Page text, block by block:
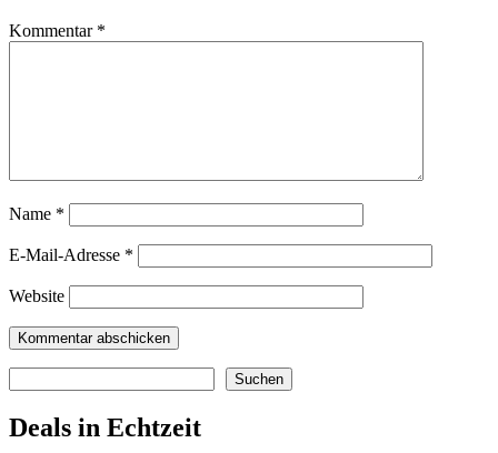
Kommentar *
Name *
E-Mail-Adresse *
Website
Suchen
Deals in Echtzeit